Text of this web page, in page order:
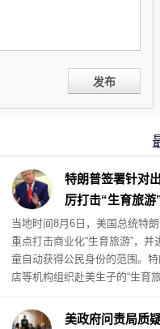
发布
特朗普签署针对
厉打击“生育旅游
当地时间8月6日，美国总统特
重点打击商业化“生育旅游”，
童自动获得公民身份的范围。
店等机构组织赴美生子的“生育
美政府问责局质